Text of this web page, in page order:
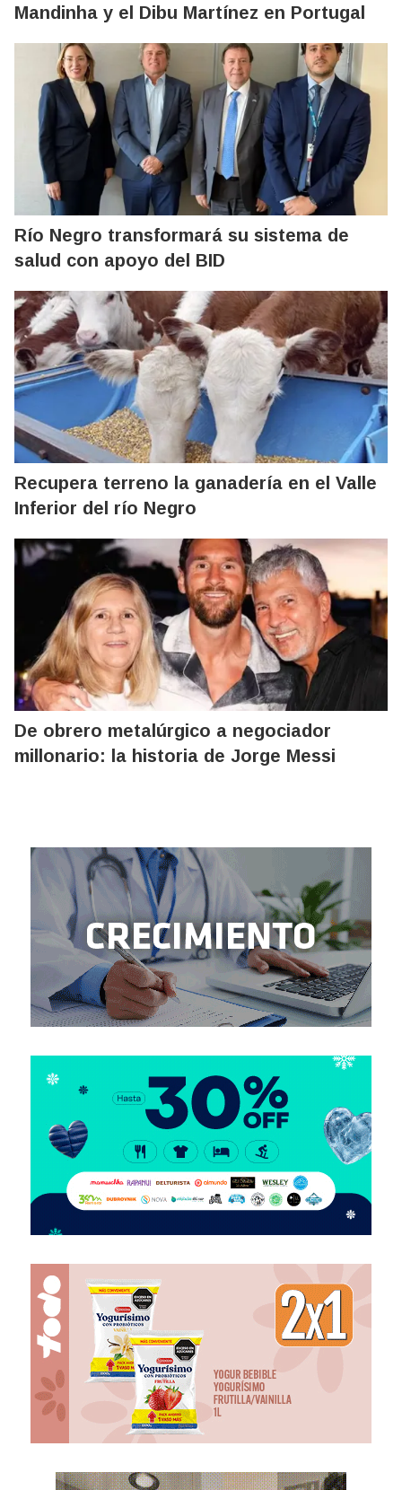
Mandinha y el Dibu Martínez en Portugal
Río Negro transformará su sistema de
salud con apoyo del BID
Recupera terreno la ganadería en el Valle
Inferior del río Negro
De obrero metalúrgico a negociador
millonario: la historia de Jorge Messi